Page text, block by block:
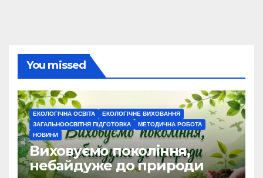
You missed
ЕКОЛОГІЧНА ОСВІТА
ЕКОЛОГІЧНЕ ВИХОВАННЯ
ЗАГАЛЬНООСВІТНЯ ПІДГОТОВКА
МЕТОДИЧНА РОБОТА
НОВИНИ
Виховуємо покоління,
небайдуже до природи